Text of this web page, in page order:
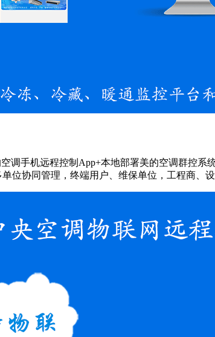
调手机远程控制App+本地部署美的空调群控系
位协同管理，终端用户、维保单位，工程商、